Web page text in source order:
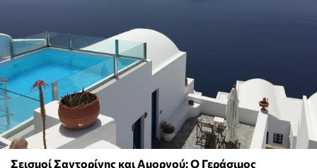
Σεισμοί Σαντορίνης και Αμοργού: Ο Γεράσιμος